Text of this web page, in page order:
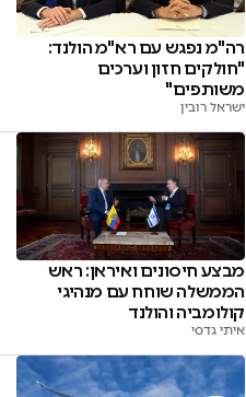
רה"מ נפגש עם רא"מ הולנד:
"חולקים חזון וערכים
משותפים"
ישראל רובין
מבצע חיסונים ואיראן: ראש
הממשלה שוחח עם מנהיגי
קולומביה והולנד
איתי גדסי